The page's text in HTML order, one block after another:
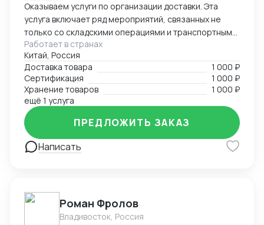
Оказываем услуги по организации доставки. Эта
услуга включает ряд мероприятий, связанных не
только со складскими операциями и транспортным
сопровождением. В нее также входит таможенное
оформление, помощь в заполнении необходимой
сопроводительной и разрешительной
документации.
Работает в странах
Китай, Россия
Доставка товара
1 000 ₽
Сертификация
1 000 ₽
Хранение товаров
1 000 ₽
ещё 1 услуга
Написать
ПРЕДЛОЖИТЬ ЗАКАЗ
Роман Фролов
Владивосток, Россия